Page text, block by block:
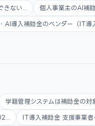
ない... 個人事業主のAI補
AI導入補助金のベンダー（IT導
学籍管理システムは補助金の対
IT導入補助金 支援事業